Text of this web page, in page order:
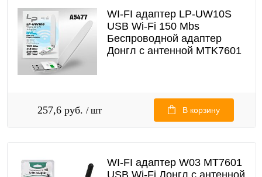
WI-FI адаптер LP-UW10S
USB Wi-Fi 150 Mbs
Беспроводной адаптер
Донгл с антенной MTK7601
257,6 руб. / шт В корзину
WI-FI адаптер W03 MT7601